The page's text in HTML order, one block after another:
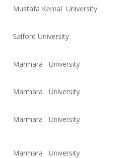
Mustafa Kemal University
Salford University
Marmara University
Marmara University
Marmara University
Marmara University